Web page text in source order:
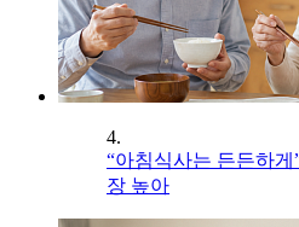
4.
“아침식사는 든든하
장 높아